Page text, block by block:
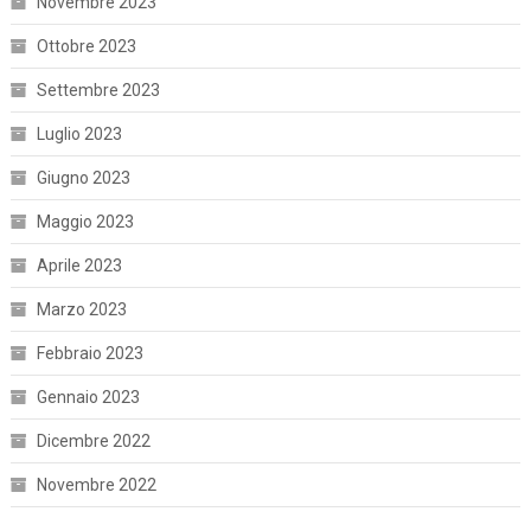
Ottobre 2023
Settembre 2023
Luglio 2023
Giugno 2023
Maggio 2023
Aprile 2023
Marzo 2023
Febbraio 2023
Gennaio 2023
Dicembre 2022
Novembre 2022